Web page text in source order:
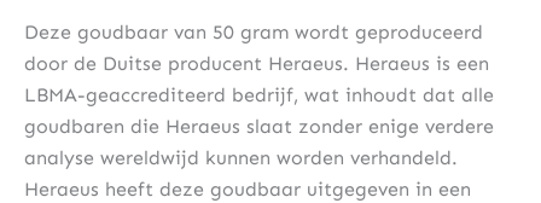
Deze goudbaar van 50 gram wordt geproduceerd
door de Duitse producent Heraeus. Heraeus is een
LBMA-geaccrediteerd bedrijf, wat inhoudt dat alle
goudbaren die Heraeus slaat zonder enige verdere
analyse wereldwijd kunnen worden verhandeld.
Heraeus heeft deze goudbaar uitgegeven in een